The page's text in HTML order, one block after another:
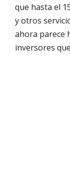
que hasta el
y otros
ahora parece
inversores